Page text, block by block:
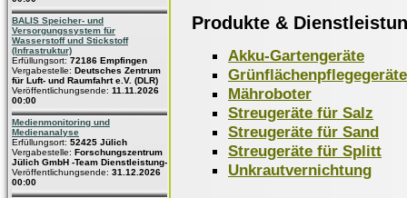
BALIS Speicher- und
Versorgungssystem für
Wasserstoff und Stickstoff
(Infrastruktur)
Erfüllungsort: 72186 Empfingen
Vergabestelle: Deutsches Zentrum
für Luft- und Raumfahrt e.V. (DLR)
Veröffentlichungsende: 11.11.2026
00:00
Medienmonitoring und
Medienanalyse
Erfüllungsort: 52425 Jülich
Vergabestelle: Forschungszentrum
Jülich GmbH -Team Dienstleistung-
Veröffentlichungsende: 31.12.2026
00:00
Produkte &
Akku-Gartengeräte
Grünflächenpflegegeräte
Mähroboter
Streugeräte für Salz
Streugeräte für Sand
Streugeräte für Splitt
Unkrautvernichtung